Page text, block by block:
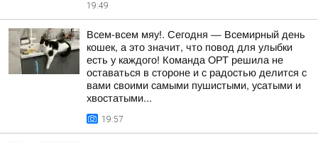
19:49
Всем-всем мяу!. Сегодня — Всемирный день
кошек, а это значит, что повод для улыбки
есть у каждого! Команда ОРТ решила не
оставаться в стороне и с радостью делится с
вами своими самыми пушистыми, усатыми и
хвостатыми...
19:57